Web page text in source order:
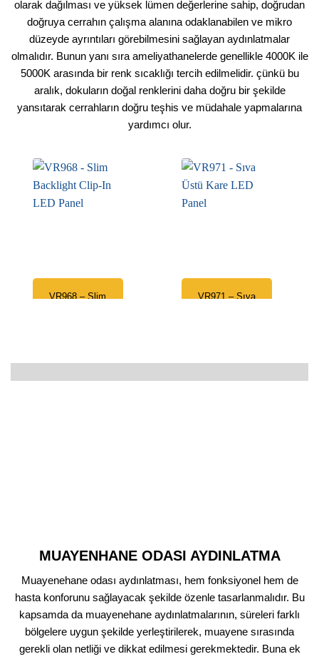
olarak dağılması ve yüksek lümen değerlerine sahip, doğrudan
doğruya cerrahın çalışma alanına odaklanabilen ve mikro
düzeyde ayrıntıları görebilmesini sağlayan aydınlatmalar
olmalıdır. Bunun yanı sıra ameliyathanelerde genellikle 4000K ile
5000K arasında bir renk sıcaklığı tercih edilmelidir. çünkü bu
aralık, dokuların doğal renklerini daha doğru bir şekilde
yansıtarak cerrahların doğru teşhis ve müdahale yapmalarına
yardımcı olur.
VR968 – Slim
VR971 – Sıva
MUAYENHANE ODASI AYDINLATMA
Muayenehane odası aydınlatması, hem fonksiyonel hem de
hasta konforunu sağlayacak şekilde özenle tasarlanmalıdır. Bu
kapsamda da muayenehane aydınlatmalarının, süreleri farklı
bölgelere uygun şekilde yerleştirilerek, muayene sırasında
gerekli olan netliği ve dikkat edilmesi gerekmektedir. Buna ek